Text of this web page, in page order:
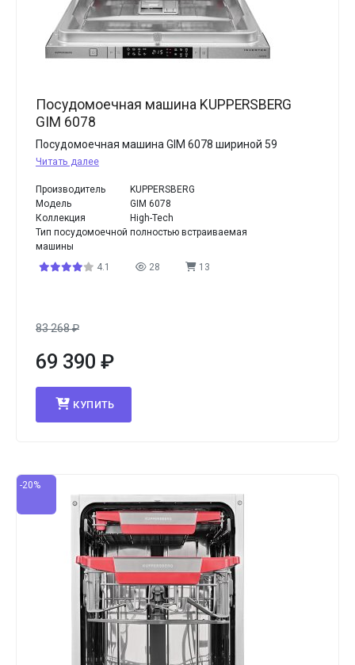
Посудомоечная машина KUPPERSBERG
GIM 6078
Посудомоечная машина GIM 6078 шириной 59
Читать далее
Производитель
KUPPERSBERG
Модель
GIM 6078
Коллекция
High-Tech
Тип посудомоечной
машины
полностью встраиваемая
4.1 28 13
83 268₽
69 390 ₽
КУПИТЬ
-20%